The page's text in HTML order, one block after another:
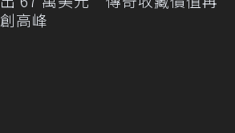
創高峰